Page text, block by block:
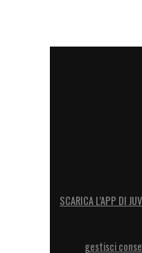
SCARICA L’APP DI
gestisci